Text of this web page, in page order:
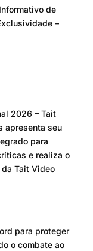
de
–
2026 – Tait
apresenta seu
para
e realiza o
Tait Video
para proteger
o combate ao